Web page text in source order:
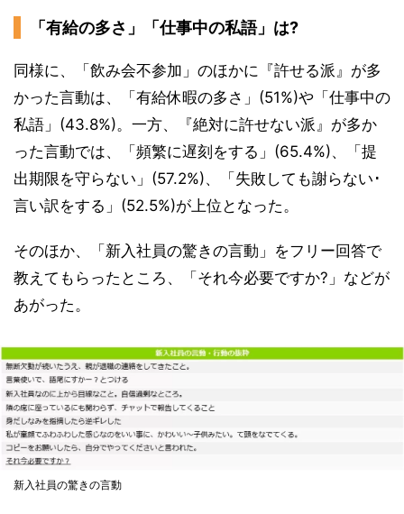
「有給の多さ」「仕事中の私語」は?
同様に、「飲み会不参加」のほかに『許せる派』が多
かった言動は、「有給休暇の多さ」(51%)や「仕事中の
私語」(43.8%)。一方、『絶対に許せない派』が多か
った言動では、「頻繁に遅刻をする」(65.4%)、「提
出期限を守らない」(57.2%)、「失敗しても謝らない･
言い訳をする」(52.5%)が上位となった。
そのほか、「新入社員の驚きの言動」をフリー回答で
教えてもらったところ、「それ今必要ですか?」などが
あがった。
新入社員の驚きの言動